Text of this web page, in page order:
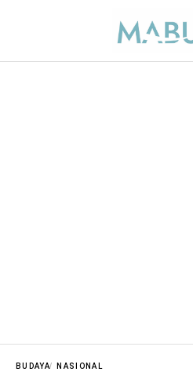
BUDAYA NASIONAL